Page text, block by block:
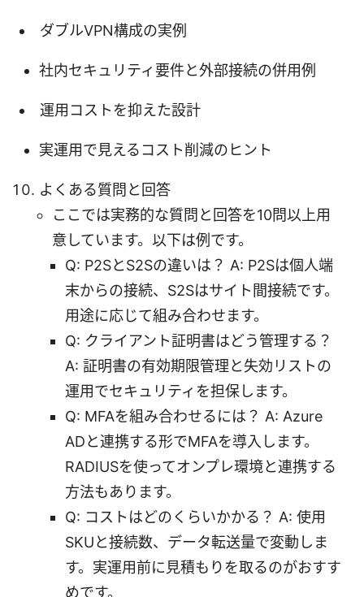
ダブルVPN構成の実例
社内セキュリティ要件と外部接続の併用例
運用コストを抑えた設計
実運用で見えるコスト削減のヒント
よくある質問と回答
ここでは実務的な質問と回答を10問以上用
意しています。以下は例です。
Q: P2SとS2Sの違いは？ A: P2Sは個人端
末からの接続、S2Sはサイト間接続です。
用途に応じて組み合わせます。
Q: クライアント証明書はどう管理する？
A: 証明書の有効期限管理と失効リストの
運用でセキュリティを担保します。
Q: MFAを組み合わせるには？ A: Azure
ADと連携する形でMFAを導入します。
RADIUSを使ってオンプレ環境と連携する
方法もあります。
Q: コストはどのくらいかかる？ A: 使用
SKUと接続数、データ転送量で変動しま
す。実運用前に見積もりを取るのがおすす
めです。